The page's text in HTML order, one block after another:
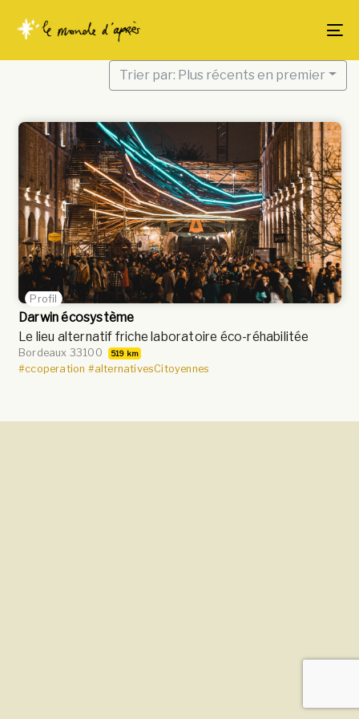
links
content
Trier par: Plus récents en premier
Profil
Darwin écosystème
Le lieu alternatif friche laboratoire éco-réhabilitée
Bordeaux 33100 519 km
#ccoperation #alternativesCitoyennes